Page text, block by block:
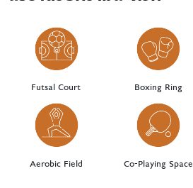
Futsal Court Boxing Ring
Aerobic Field Co-Playing Space